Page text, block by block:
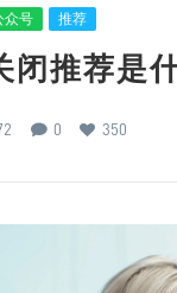
众号 推荐
闭推荐是
0 350